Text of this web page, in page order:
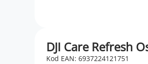
DJI Care Refresh
Kod EAN: 6937224121751